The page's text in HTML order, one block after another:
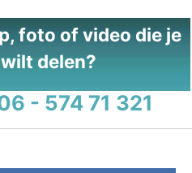
foto of video die je
delen?
- 574 71 321